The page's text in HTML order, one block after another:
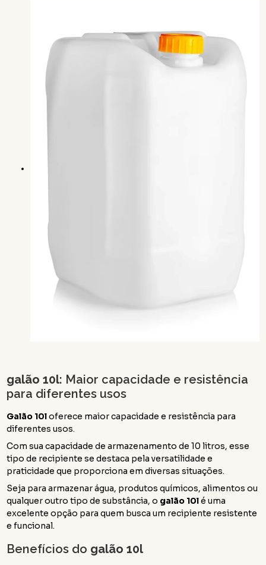
galão 10l: Maior capacidade e resistência
para diferentes usos
Galão 10loferece maior capacidade e resistência para
diferentes usos.
Com sua capacidade de armazenamento de 10 litros, esse
tipo de recipiente se destaca pela versatilidade e
praticidade que proporciona em diversas situações.
Seja para armazenar água, produtos químicos, alimentos ou
qualquer outro tipo de substância, o galão 10lé uma
excelente opção para quem busca um recipiente resistente
e funcional.
Benefícios do galão 10l